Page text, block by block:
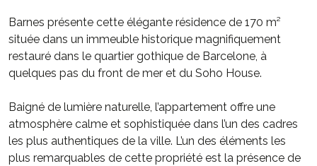
Barnes présente cette élégante résidence de 170 m²
située dans un immeuble historique magnifiquement
restauré dans le quartier gothique de Barcelone, à
quelques pas du front de mer et du Soho House.
Baigné de lumière naturelle, l’appartement offre une
atmosphère calme et sophistiquée dans l’un des cadres
les plus authentiques de la ville. L’un des éléments les
plus remarquables de cette propriété est la présence de